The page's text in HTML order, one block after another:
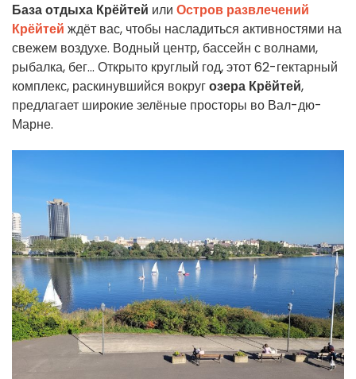
База отдыха Крёйтей или Остров развлечений
Крёйтей ждёт вас, чтобы насладиться активностями на
свежем воздухе. Водный центр, бассейн с волнами,
рыбалка, бег... Открыто круглый год, этот 62-гектарный
комплекс, раскинувшийся вокругозера Крёйтей,
предлагает широкие зелёные просторы во Вал-дю-
Марне.